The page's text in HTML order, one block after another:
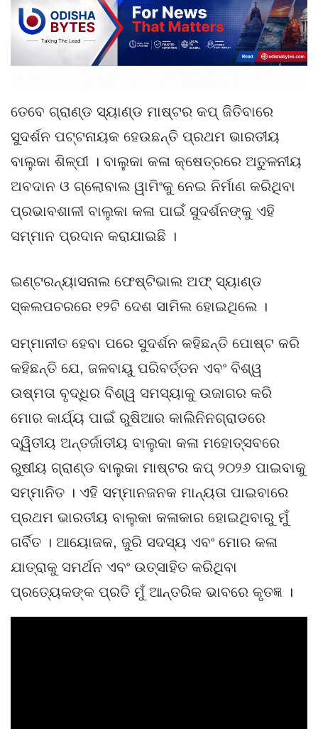
ତେବେ ଗ୍ରାଣ୍ଡ ସ୍ୟାଣ୍ଡ ମାଷ୍ଟର କପ୍ ଜିତିବାରେ
ସୁଦର୍ଶନ ପଟ୍ଟନାୟକ ହେଉଛନ୍ତି ପ୍ରଥମ ଭାରତୀୟ
ବାଲୁକା ଶିଳ୍ପୀ । ବାଲୁକା କଳା କ୍ଷେତ୍ରରେ ଅତୁଳନୀୟ
ଅବଦାନ ଓ ଗ୍ଲୋବାଲ ୱାମିଂକୁ ନେଇ ନିର୍ମାଣ କରିଥିବା
ପ୍ରଭାବଶାଳୀ ବାଲୁକା କଳା ପାଇଁ ସୁଦର୍ଶନଙ୍କୁ ଏହି
ସମ୍ମାନ ପ୍ରଦାନ କରାଯାଇଛି ।
ଇଣ୍ଟରନ୍ୟାସନାଲ ଫେଷ୍ଟିଭାଲ ଅଫ୍ ସ୍ୟାଣ୍ଡ
ସ୍କଲପଚରରେ ୧୨ଟି ଦେଶ ସାମିଲ ହୋଇଥିଲେ ।
ସମ୍ମାନୀତ ହେବା ପରେ ସୁଦର୍ଶନ କହିଛନ୍ତି ପୋଷ୍ଟ କରି
କହିଛନ୍ତି ଯେ, ଜଳବାୟୁ ପରିବର୍ତ୍ତନ ଏବଂ ବିଶ୍ୱ
ଉଷ୍ମତା ବୃଦ୍ଧିର ବିଶ୍ୱ ସମସ୍ୟାକୁ ଉଜାଗର କରି
ମୋର କାର୍ଯ୍ୟ ପାଇଁ ରୁଷିଆର କାଲିନିନଗ୍ରାଡରେ
ଦ୍ୱିତୀୟ ଅନ୍ତର୍ଜାତୀୟ ବାଲୁକା କଳା ମହୋତ୍ସବରେ
ରୁଷୀୟ ଗ୍ରାଣ୍ଡ ବାଲୁକା ମାଷ୍ଟର କପ୍‌ ୨୦୨୬ ପାଇବାକୁ
ସମ୍ମାନିତ । ଏହି ସମ୍ମାନଜନକ ମାନ୍ୟତା ପାଇବାରେ
ପ୍ରଥମ ଭାରତୀୟ ବାଲୁକା କଳାକାର ହୋଇଥିବାରୁ ମୁଁ
ଗର୍ବିତ । ଆୟୋଜକ, ଜୁରି ସଦସ୍ୟ ଏବଂ ମୋର କଳା
ଯାତ୍ରାକୁ ସମର୍ଥନ ଏବଂ ଉତ୍ସାହିତ କରିଥିବା
ପ୍ରତ୍ୟେକଙ୍କ ପ୍ରତି ମୁଁ ଆନ୍ତରିକ ଭାବରେ କୃତଜ୍ଞ ।